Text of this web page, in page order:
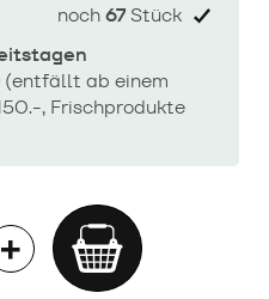
(entfällt ab einem
, Frischprodukte
noch67Stück
Add